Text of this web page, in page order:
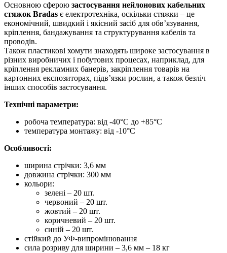
Основною сферою застосування нейлонових кабельних
стяжок Bradas є електротехніка, оскільки стяжки – це
економічний, швидкий і якісний засіб для обв’язування,
кріплення, бандажування та структурування кабелів та
проводів.
Також пластикові хомути знаходять широке застосування в
різних виробничих і побутових процесах, наприклад, для
кріплення рекламних банерів, закріплення товарів на
картонних експозиторах, підв’язки рослин, а також безліч
інших способів застосування.
Технічні параметри:
робоча температура: від -40°C до +85°C
температура монтажу: від -10°C
Особливості:
ширина стрічки: 3,6 мм
довжина стрічки: 300 мм
кольори:
зелені – 20 шт.
червоний – 20 шт.
жовтий – 20 шт.
коричневий – 20 шт.
синій – 20 шт.
стійкий до УФ-випромінювання
сила розриву для ширини – 3,6 мм – 18 кг